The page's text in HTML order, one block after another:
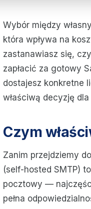
Wybór między
która wpływa na
zastanawiasz się,
zapłacić za gotowy
dostajesz konkretne
właściwą decyzję
Czym
Zanim przejdziemy
(self-hosted SMTP)
pocztowy —
pełna